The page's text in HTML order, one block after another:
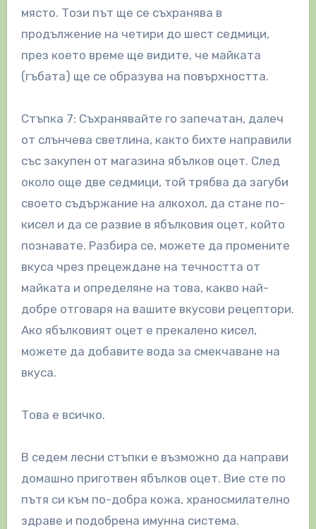
място. Този път ще се съхранява в
продължение на четири до шест седмици,
през което време ще видите, че майката
(гъбата) ще се образува на повърхността.
Стъпка 7: Съхранявайте го запечатан, далеч
от слънчева светлина, както бихте направили
със закупен от магазина ябълков оцет. След
около още две седмици, той трябва да загуби
своето съдържание на алкохол, да стане по-
кисел и да се развие в ябълковия оцет, който
познавате. Разбира се, можете да промените
вкуса чрез прецеждане на течността от
майката и определяне на това, какво най-
добре отговаря на вашите вкусови рецептори.
Ако ябълковият оцет е прекалено кисел,
можете да добавите вода за смекчаване на
вкуса.
Това е всичко.
В седем лесни стъпки е възможно да направи
домашно приготвен ябълков оцет. Вие сте по
пътя си към по-добра кожа, храносмилателно
здраве и подобрена имунна система.